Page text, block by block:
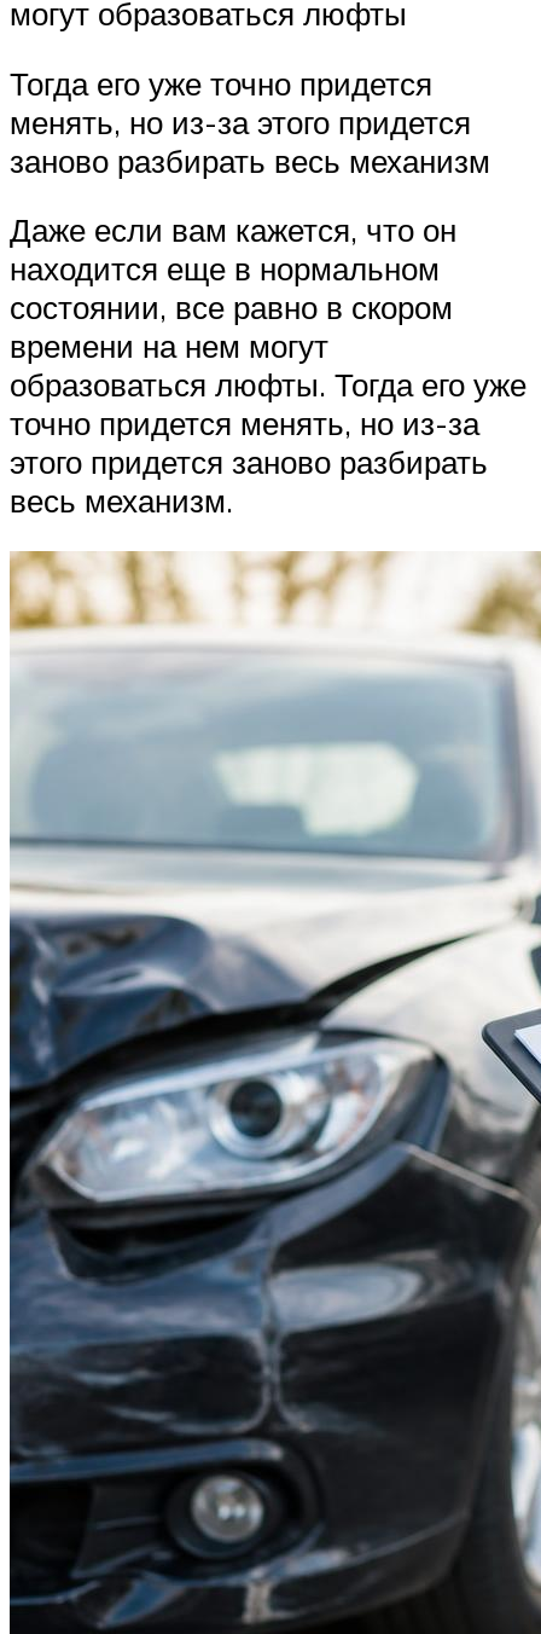
могут образоваться люфты
Тогда его уже точно придется
менять, но из-за этого придется
заново разбирать весь механизм
Даже если вам кажется, что он
находится еще в нормальном
состоянии, все равно в скором
времени на нем могут
образоваться люфты. Тогда его уже
точно придется менять, но из-за
этого придется заново разбирать
весь механизм.